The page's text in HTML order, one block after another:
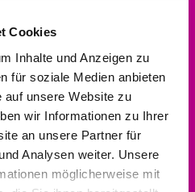
Cookies
Inhalte und Anzeigen zu
für soziale Medien anbieten
auf unsere Website zu
wir Informationen zu Ihrer
an unsere Partner für
Analysen weiter. Unsere
möglicherweise mit
Hofgeismar-
5